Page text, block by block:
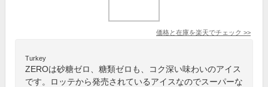
価格と在庫を楽天でチェック >>
Turkey
ZEROは砂糖ゼロ、糖類ゼロも、コク深い味わいのアイス
です。ロッテから発売されているアイスなのでスーパーな